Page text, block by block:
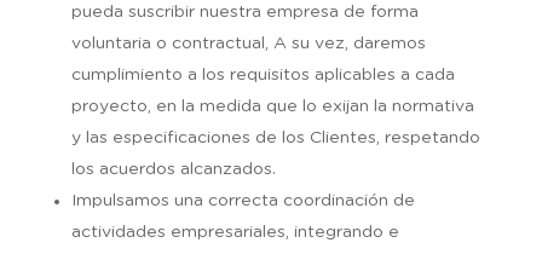
pueda suscribir nuestra empresa de forma
voluntaria o contractual, A su vez, daremos
cumplimiento a los requisitos aplicables a cada
proyecto, en la medida que lo exijan la normativa
y las especificaciones de los Clientes, respetando
los acuerdos alcanzados.
Impulsamos una correcta coordinación de
actividades empresariales, integrando e